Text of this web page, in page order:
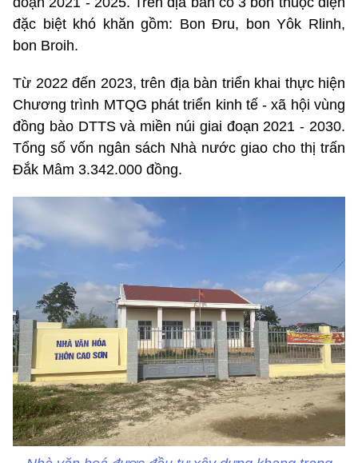
đặc biệt khó khăn gồm: Bon Đru, bon Yôk Rlinh,
bon Broih.
Từ 2022 đến 2023, trên địa bàn triển khai thực hiện
Chương trình MTQG phát triển kinh tế - xã hội vùng
đồng bào DTTS và miền núi giai đoạn 2021 - 2030.
Tổng số vốn ngân sách Nhà nước giao cho thị trấn
Đắk Mâm 3.342.000 đồng.